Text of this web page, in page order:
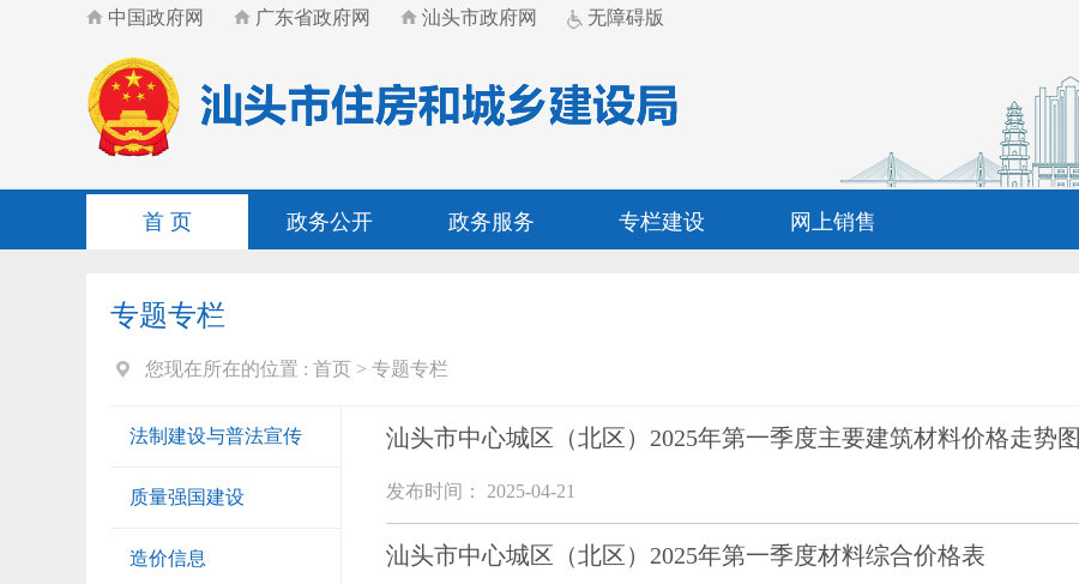
中国政府网 广东省政府网 汕头市政府网 无障碍版
首 页 政务公开 政务服务 专栏建设 网上销售
专题专栏
您现在所在的位置 : 首页 > 专题专栏
法制建设与普法宣传
质量强国建设
造价信息
汕头市中心城区（北区）2025年第一季度主要建筑材料价格走势图
发布时间： 2025-04-21
汕头市中心城区（北区）2025年第一季度材料综合价格表